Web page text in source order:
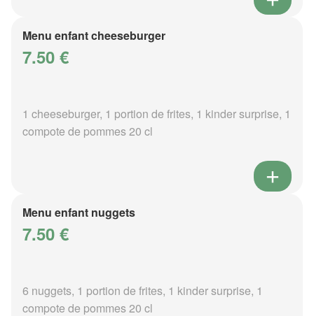
Menu enfant cheeseburger
7.50 €
1 cheeseburger, 1 portion de frites, 1 kinder surprise, 1
compote de pommes 20 cl
Menu enfant nuggets
7.50 €
6 nuggets, 1 portion de frites, 1 kinder surprise, 1
compote de pommes 20 cl